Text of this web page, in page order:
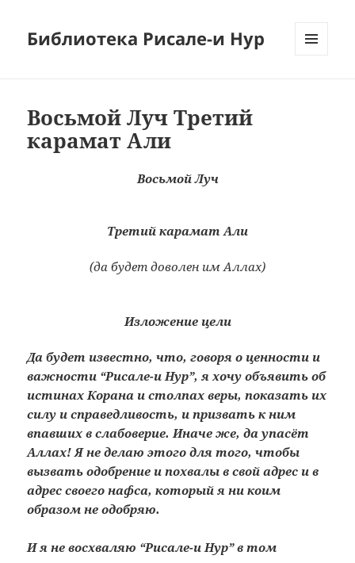
Библиотека Рисале-и Нур
Восьмой Луч Третий
карамат Али
Восьмой Луч
Третий карамат Али
(да будет доволен им Аллах)
Изложение цели
Да будет известно, что, говоря о ценности и
важности “Рисале-и Нур”, я хочу объявить об
истинах Корана и столпах веры, показать их
силу и справедливость, и призвать к ним
впавших в слабоверие. Иначе же, да упасёт
Аллах! Я не делаю этого для того, чтобы
вызвать одобрение и похвалы в свой адрес и в
адрес своего нафса, который я ни коим
образом не одобряю.
И я не восхваляю “Рисале-и Нур” в том